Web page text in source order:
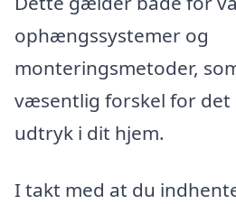
ophængssystemer og
monteringsmetoder,
væsentlig forskel for
udtryk i dit hjem.
I takt med at du